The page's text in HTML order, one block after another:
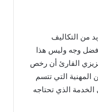
من التكاليف
وجه وليس هذا
القارئ أن رخص
المهنية التي تتسم
الذي تحتاجه